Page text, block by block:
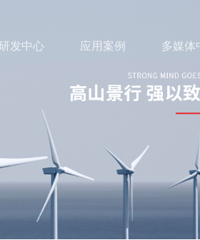
研发中心 应用案例 多媒体